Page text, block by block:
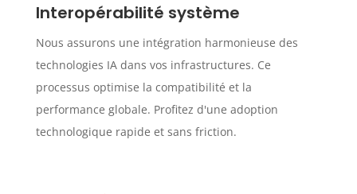
Interopérabilité système
Nous assurons une intégration harmonieuse des
technologies IA dans vos infrastructures. Ce
processus optimise la compatibilité et la
performance globale. Profitez d'une adoption
technologique rapide et sans friction.